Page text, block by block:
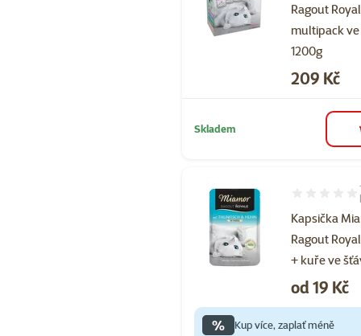
Ragout
multipack
1200g
Cena
209 Kč
Skladem
Kapsička
Ragout
+ kuře ve
Hodnocení
Cena
od 19 Kč
% Kup více, zaplať méně